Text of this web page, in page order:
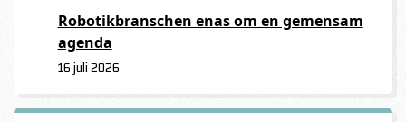
Robotikbranschen enas om en gemensam
agenda
16 juli 2026